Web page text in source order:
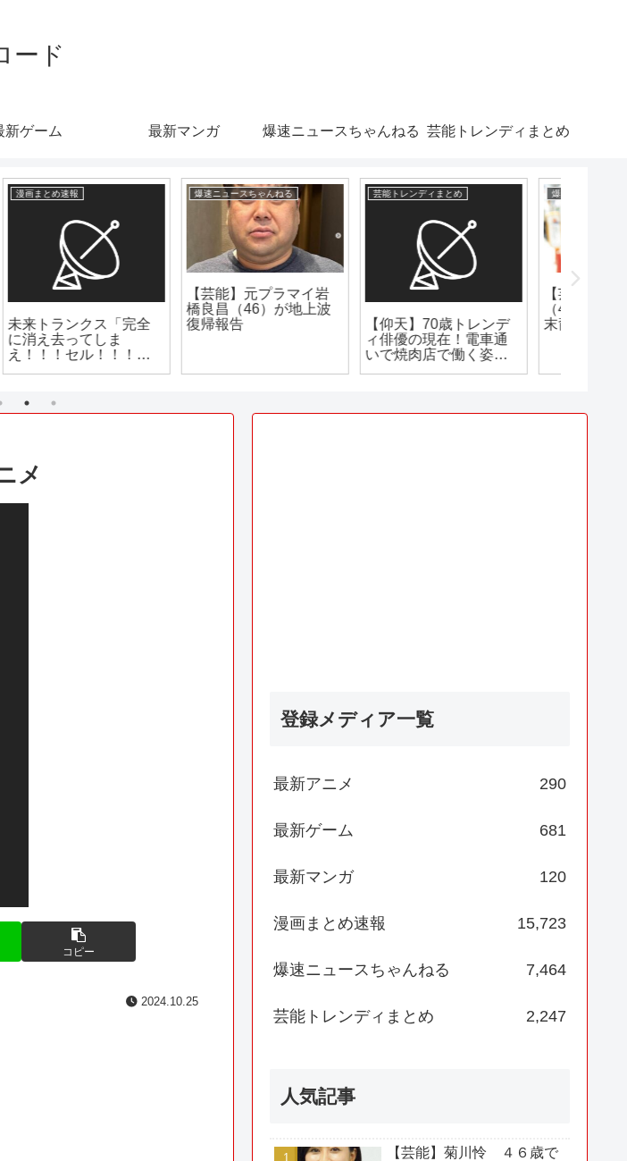
ード
新ゲーム 最新マンガ 爆速ニュースちゃんねる 芸能トレンディまとめ
爆速ニュースちゃんねる
【芸能】元プラマイ岩
復帰報告
芸能トレンディまとめ
【仰天】70歳トレンデ
爆速ニュースちゃんねる
【芸能】ドランク鈴木
末裔」と告白
メ
コピー
2024.10.25
登録メディア一覧
最新アニメ 290
最新ゲーム 681
最新マンガ 120
漫画まとめ速報 15,723
爆速ニュースちゃんねる 7,464
芸能トレンディまとめ 2,247
人気記事
【芸能】菊川怜 ４６歳で